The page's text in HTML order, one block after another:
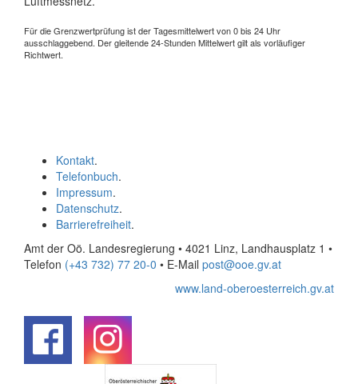
Für die Grenzwertprüfung ist der Tagesmittelwert von 0 bis 24 Uhr
ausschlaggebend. Der gleitende 24-Stunden Mittelwert gilt als vorläufiger
Richtwert.
Kontakt.
Telefonbuch.
Impressum.
Datenschutz.
Barrierefreiheit.
Amt der Oö. Landesregierung • 4021 Linz, Landhausplatz 1 •
Telefon (+43 732) 77 20-0 • E-Mail post@ooe.gv.at
www.land-oberoesterreich.gv.at